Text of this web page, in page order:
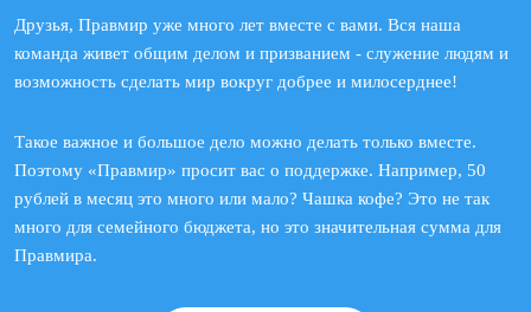
Друзья, Правмир уже много лет вместе с вами. Вся наша
команда живет общим делом и призванием - служение людям и
возможность сделать мир вокруг добрее и милосерднее!
Такое важное и большое дело можно делать только вместе.
Поэтому «Правмир» просит вас о поддержке. Например, 50
рублей в месяц это много или мало? Чашка кофе? Это не так
много для семейного бюджета, но это значительная сумма для
Правмира.